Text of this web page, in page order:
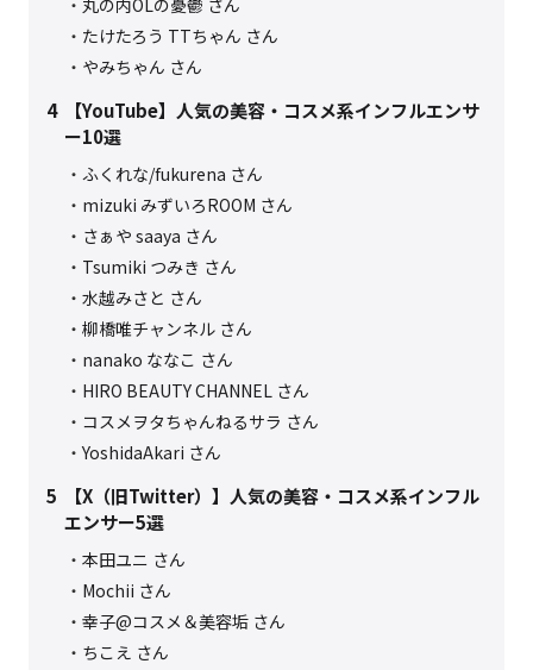
丸の内OLの憂鬱 さん
たけたろう TTちゃん さん
やみちゃん さん
4
【YouTube】人気の美容・コスメ系インフルエンサ
ー10選
ふくれな/fukurena さん
mizuki みずいろROOM さん
さぁや saaya さん
Tsumiki つみき さん
水越みさと さん
柳橋唯チャンネル さん
nanako ななこ さん
HIRO BEAUTY CHANNEL さん
コスメヲタちゃんねるサラ さん
YoshidaAkari さん
5
【X（旧Twitter）】人気の美容・コスメ系インフル
エンサー5選
本田ユニ さん
Mochii さん
幸子@コスメ＆美容垢 さん
ちこえ さん